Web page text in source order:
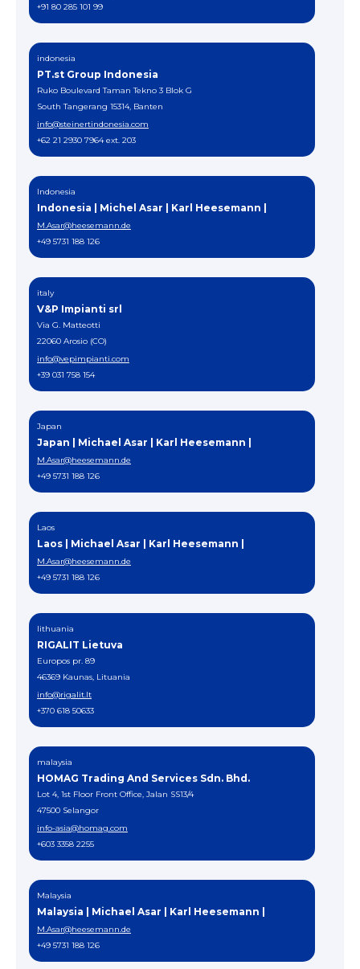
+91 80 285 101 99
indonesia
PT.st Group Indonesia
Ruko Boulevard Taman Tekno 3 Blok G
South Tangerang 15314, Banten
info@steinertindonesia.com
+62 21 2930 7964 ext. 203
Indonesia
Indonesia | Michel Asar | Karl Heesemann |
M.Asar@heesemann.de
+49 5731 188 126
italy
V&P Impianti srl
Via G. Matteotti
22060 Arosio (CO)
info@vepimpianti.com
+39 031 758 154
Japan
Japan | Michael Asar | Karl Heesemann |
M.Asar@heesemann.de
+49 5731 188 126
Laos
Laos | Michael Asar | Karl Heesemann |
M.Asar@heesemann.de
+49 5731 188 126
lithuania
RIGALIT Lietuva
Europos pr. 89
46369 Kaunas, Lituania
info@rigalit.lt
+370 618 50633
malaysia
HOMAG Trading And Services Sdn. Bhd.
Lot 4, 1st Floor Front Office, Jalan SS13/4
47500 Selangor
info-asia@homag.com
+603 3358 2255
Malaysia
Malaysia | Michael Asar | Karl Heesemann |
M.Asar@heesemann.de
+49 5731 188 126